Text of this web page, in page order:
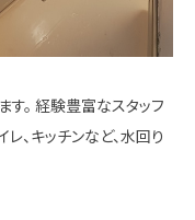
。 経験豊富なスタッフ
、キッチンなど、水回り